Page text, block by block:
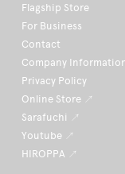
Flagship Store
For Business
Contact
Company Information
Privacy Policy
Online Store ↗
Sarafuchi ↗
Youtube ↗
HIROPPA ↗